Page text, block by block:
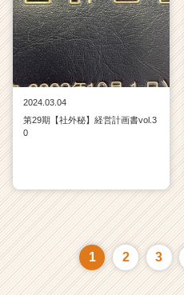
2024.03.04
第29期【社外秘】経営計画書vol.3
0
1 2 3